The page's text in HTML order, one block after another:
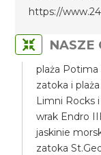
https://
NASZE
plaża
zatoka i
Limni Rocks
wrak Endro
jaskinie
zatoka